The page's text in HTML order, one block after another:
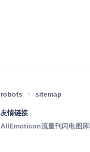
robots sitemap
友情链接
AllEmoticon流量刊 闪电图床